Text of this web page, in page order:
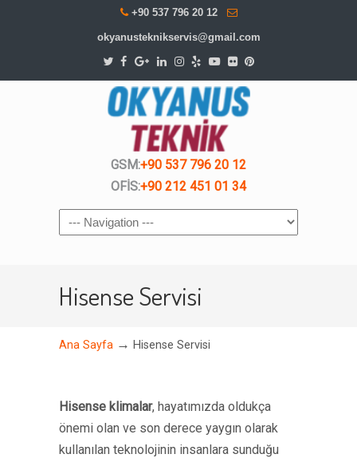
+90 537 796 20 12
okyanusteknikservis@gmail.com
GSM:+90 537 796 20 12
OFİS:+90 212 451 01 34
Navigation
Hisense Servisi
Ana Sayfa → Hisense Servisi
Hisense klimalar, hayatımızda oldukça
önemi olan ve son derece yaygın olarak
kullanılan teknolojinin insanlara sunduğu